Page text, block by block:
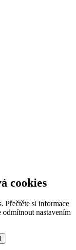
cookies
Přečtěte si informace
odmítnout nastavením